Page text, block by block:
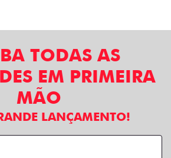
TODAS AS
EM PRIMEIRA
MÃO
LANÇAMENTO!